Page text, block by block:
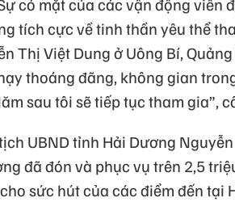
tích cực về tinh thần yêu thể
Thị Việt Dung ở Uông Bí,
thoáng đãng, không gian
sau tôi sẽ tiếp tục tham gia”,
UBND tỉnh Hải Dương
đã đón và phục vụ trên 2,5
sức hút của các điểm đến tại